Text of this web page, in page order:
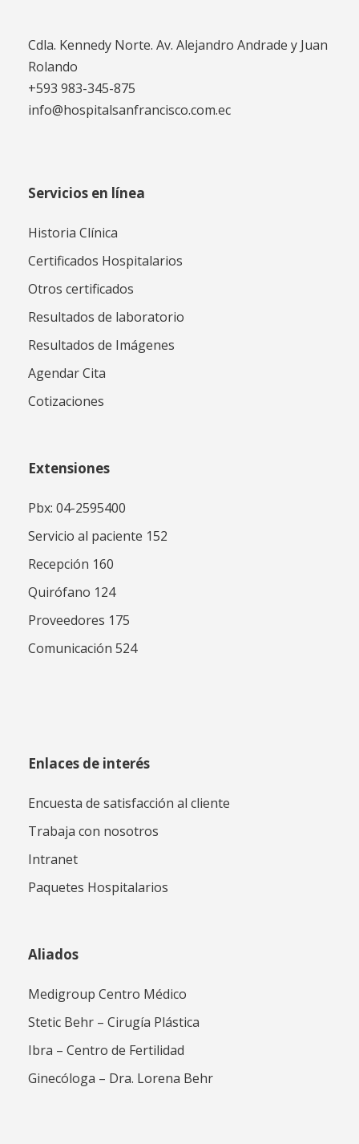
Cdla. Kennedy Norte. Av. Alejandro Andrade y Juan
Rolando
+593 983-345-875
info@hospitalsanfrancisco.com.ec
Servicios en línea
Historia Clínica
Certificados Hospitalarios
Otros certificados
Resultados de laboratorio
Resultados de Imágenes
Agendar Cita
Cotizaciones
Extensiones
Pbx: 04-2595400
Servicio al paciente 152
Recepción 160
Quirófano 124
Proveedores 175
Comunicación 524
Enlaces de interés
Encuesta de satisfacción al cliente
Trabaja con nosotros
Intranet
Paquetes Hospitalarios
Aliados
Medigroup Centro Médico
Stetic Behr – Cirugía Plástica
Ibra – Centro de Fertilidad
Ginecóloga – Dra. Lorena Behr